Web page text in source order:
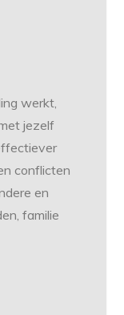
werkt,
jezelf
conflicten
en
familie